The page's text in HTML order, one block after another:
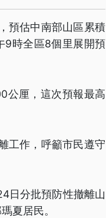
預估中南部山區累積
9時全區8個里展開預
公厘，這次預報最高
工作，呼籲市民遵守
日分批預防性撤離山
夏居民。